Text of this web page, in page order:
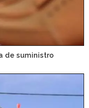
de suministro